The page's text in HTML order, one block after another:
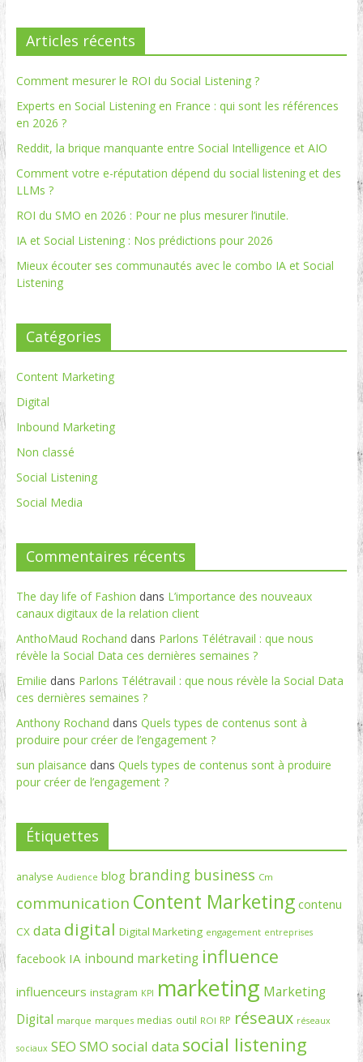
Articles récents
Comment mesurer le ROI du Social Listening ?
Experts en Social Listening en France : qui sont les références
en 2026 ?
Reddit, la brique manquante entre Social Intelligence et AIO
Comment votre e-réputation dépend du social listening et des
LLMs ?
ROI du SMO en 2026 : Pour ne plus mesurer l’inutile.
IA et Social Listening : Nos prédictions pour 2026
Mieux écouter ses communautés avec le combo IA et Social
Listening
Catégories
Content Marketing
Digital
Inbound Marketing
Non classé
Social Listening
Social Media
Commentaires récents
The day life of Fashion dans L’importance des nouveaux
canaux digitaux de la relation client
AnthoMaud Rochand dans Parlons Télétravail : que nous
révèle la Social Data ces dernières semaines ?
Emilie dans Parlons Télétravail : que nous révèle la Social Data
ces dernières semaines ?
Anthony Rochand dans Quels types de contenus sont à
produire pour créer de l’engagement ?
sun plaisance dans Quels types de contenus sont à produire
pour créer de l’engagement ?
Étiquettes
analyse Audience blog branding business Cm
communication Content Marketing contenu
CX data digital Digital Marketing engagement entreprises
facebook IA inbound marketing influence
influenceurs instagram KPI marketing Marketing
Digital marque marques medias outil ROI RP réseaux réseaux
sociaux SEO SMO social data social listening